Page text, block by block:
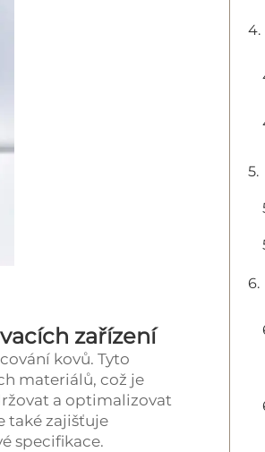
zařízení
kovů. Tyto
materiálů, což je
a optimalizovat
také zajišťuje
specifikace.